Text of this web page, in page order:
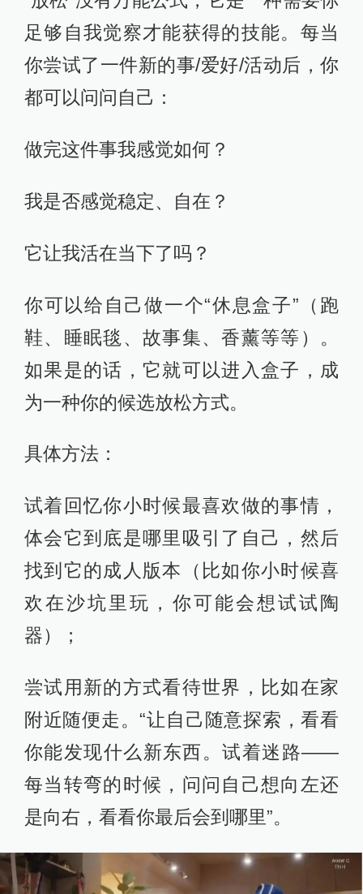
足够自我觉察才能获得的技能。每当
你尝试了一件新的事/爱好/活动后，你
都可以问问自己：
做完这件事我感觉如何？
我是否感觉稳定、自在？
它让我活在当下了吗？
你可以给自己做一个“休息盒子”（跑
鞋、睡眠毯、故事集、香薰等等）。
如果是的话，它就可以进入盒子，成
为一种你的候选放松方式。
具体方法：
试着回忆你小时候最喜欢做的事情，
体会它到底是哪里吸引了自己，然后
找到它的成人版本（比如你小时候喜
欢在沙坑里玩，你可能会想试试陶
器）；
尝试用新的方式看待世界，比如在家
附近随便走。“让自己随意探索，看看
你能发现什么新东西。试着迷路——
每当转弯的时候，问问自己想向左还
是向右，看看你最后会到哪里”。